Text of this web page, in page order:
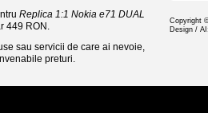
Replica 1:1 Nokia e71 DUAL
449 RON.
sau servicii de care ai nevoie,
preturi.
Copyright
Design /